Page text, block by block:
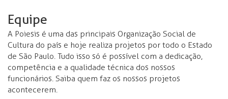
Equipe
A Poiesis é uma das principais Organização Social de
Cultura do país e hoje realiza projetos por todo o Estado
de São Paulo. Tudo isso só é possível com a dedicação,
competência e a qualidade técnica dos nossos
funcionários. Saiba quem faz os nossos projetos
acontecerem.